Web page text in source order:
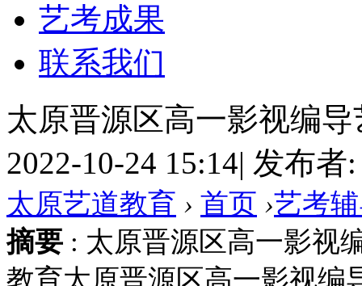
艺考成果
联系我们
太原晋源区高一影视编
2022-10-24 15:14| 发布者
太原艺道教育 › 首页 ›艺考
摘要 : 太原晋源区高一影视